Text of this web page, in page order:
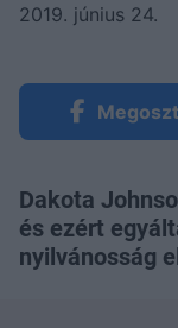
2019. június 24.
Dakota
és ezért
nyilvánosság